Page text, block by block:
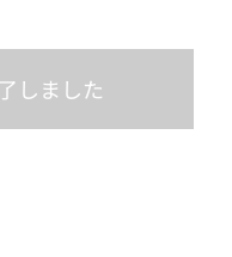
しました